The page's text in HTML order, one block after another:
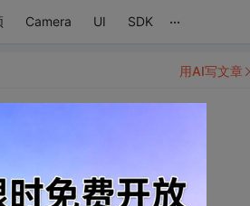
Camera UI SDK ...
用AI写文章